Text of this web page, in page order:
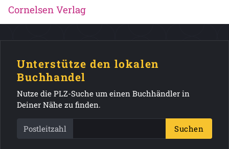
Cornelsen Verlag
Unterstütze den lokalen
Buchhandel
Nutze die PLZ-Suche um einen Buchhändler in
Deiner Nähe zu finden.
Postleitzahl Suchen